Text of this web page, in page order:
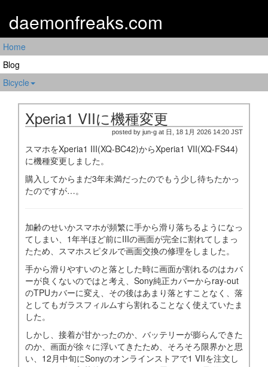
daemonfreaks.com
Home
Blog
Bicycle
Xperia1 VIIに機種変更
posted by jun-g at 日, 18 1月 2026 14:20 JST
スマホをXperia1 III(XQ-BC42)からXperia1 VII(XQ-FS44)
に機種変更しました。
購入してからまだ3年未満だったのでもう少し待ちたかっ
たのですが…。
加齢のせいかスマホが頻繁に手から滑り落ちるようになっ
てしまい、1年半ほど前にIIIの画面が完全に割れてしまっ
たため、スマホスピタルで画面交換の修理をしました。
手から滑りやすいのと落とした時に画面が割れるのはカバ
ーが良くないのではと考え、Sony純正カバーからray-out
のTPUカバーに変え、その後はあまり落とすことなく、落
としてもガラスフィルムすら割れることなく使えていたま
した。
しかし、接着が甘かったのか、バッテリーが膨らんできた
のか、画面が徐々に浮いてきたため、そろそろ限界かと思
い、12月中旬にSonyのオンラインストアで1 VIIを注文し